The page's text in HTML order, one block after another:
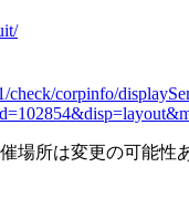
check/corpinfo/
所は変更の可能性